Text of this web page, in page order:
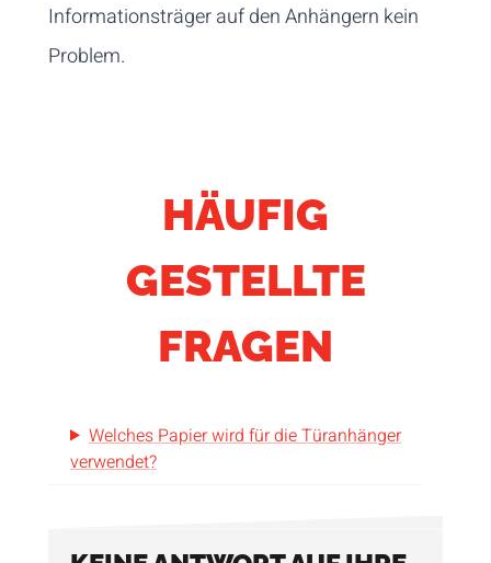
Informationsträger auf den Anhängern kein
Problem.
HÄUFIG
GESTELLTE
FRAGEN
Welches Papier wird für die Türanhänger
verwendet?